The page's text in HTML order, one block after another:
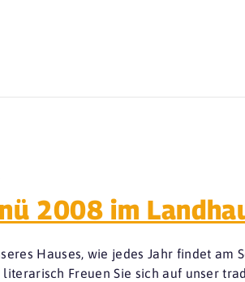
2008 im
Hauses, wie jedes Jahr findet am
literarisch Freuen Sie sich auf unser